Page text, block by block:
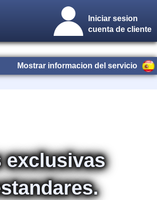
Iniciar sesion
cuenta de cliente
Mostrar informacion del servicio
exclusivas